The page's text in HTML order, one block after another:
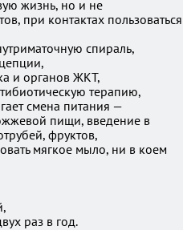
жизнь, но и не
при контактах пользоваться
спираль,
и органов ЖКТ,
терапию,
смена питания —
пищи, введение в
фруктов,
мягкое мыло, ни в коем
раз в год.